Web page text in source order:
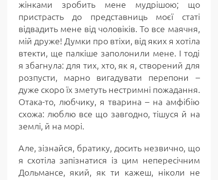
жінками зробить мене мудрішою; що
пристрасть до представниць моєї статі
відвадить мене від чоловіків. То все маячня,
мій друже! Думки про втіхи, від яких я хотіла
втекти, ще палкіше заполонили мене. І тоді
я збагнула: для тих, хто, як я, створений для
розпусти, марно вигадувати перепони –
дуже скоро їх зметуть нестримні пожадання.
Отака-то, любчику, я тварина – на амфібію
схожа: люблю все що завгодно, тішуся й на
землі, й на морі.
Але, зізнайся, братику, досить незвично, що
я схотіла запізнатися із цим непересічним
Дольмансе, який, як ти кажеш, ніколи не